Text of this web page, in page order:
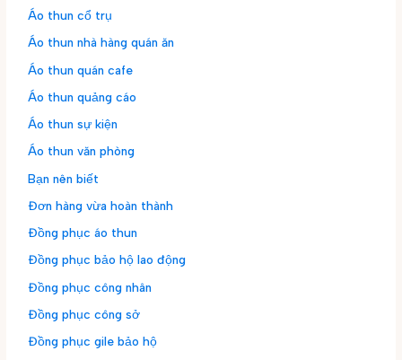
Áo thun cổ trụ
Áo thun nhà hàng quán ăn
Áo thun quán cafe
Áo thun quảng cáo
Áo thun sự kiện
Áo thun văn phòng
Bạn nên biết
Đơn hàng vừa hoàn thành
Đồng phục áo thun
Đồng phục bảo hộ lao động
Đồng phục công nhân
Đồng phục công sở
Đồng phục gile bảo hộ